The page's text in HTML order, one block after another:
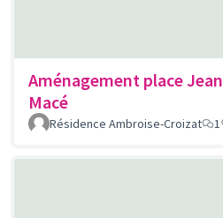
Aménagement place Jean
Macé
Résidence Ambroise-Croizat
1